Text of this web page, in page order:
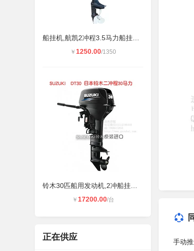
￥ 1250.00/1350
￥ 17200.00/台
正在供应 手动